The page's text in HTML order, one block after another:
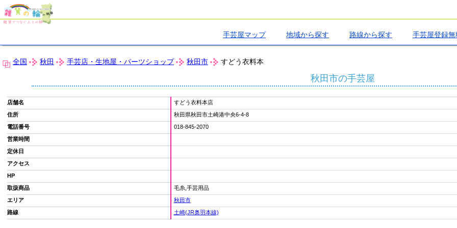
手芸屋マップ 地域から探す 路線から探す 手芸屋登録無
全国 秋田 手芸店・生地屋・パーツショップ 秋田市 すどう衣料本
秋田市の手芸屋
店舗名
すどう衣料本店
住所
秋田県秋田市土崎港中央6-4-8
電話番号
018-845-2070
営業時間
定休日
アクセス
HP
取扱商品
毛糸,手芸用品
エリア
秋田市
路線
土崎(JR奥羽本線)